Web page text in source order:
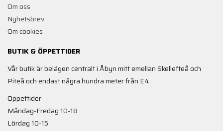
Om oss
Nyhetsbrev
Om cookies
BUTIK & ÖPPETTIDER
Vår butik är belägen centralt i Åbyn mitt emellan Skellefteå och
Piteå och endast några hundra meter från E4.
Öppettider
Måndag-Fredag 10-18
Lördag 10-15